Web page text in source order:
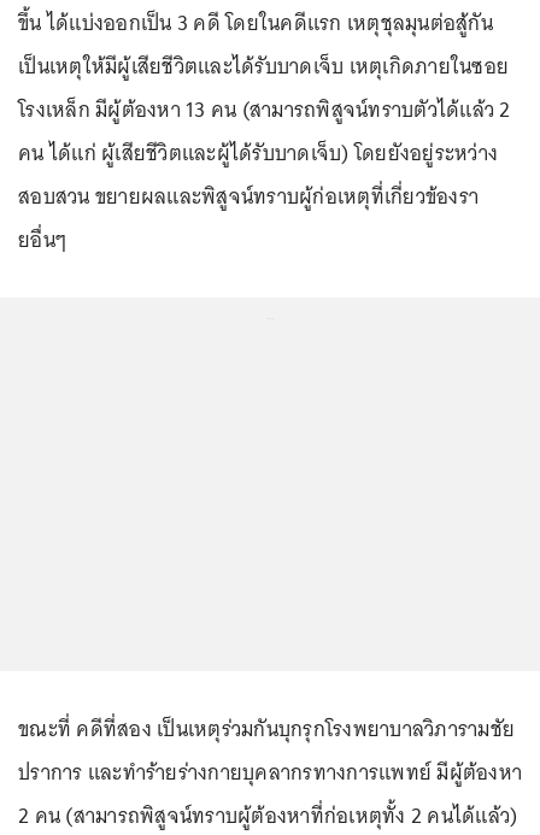
ขึ้น ได้แบ่งออกเป็น 3 คดี โดยในคดีแรก เหตุชุลมุนต่อสู้กัน
เป็นเหตุให้มีผู้เสียชีวิตและได้รับบาดเจ็บ เหตุเกิดภายในซอย
โรงเหล็ก มีผู้ต้องหา 13 คน (สามารถพิสูจน์ทราบตัวได้แล้ว 2
คน ได้แก่ ผู้เสียชีวิตและผู้ได้รับบาดเจ็บ) โดยยังอยู่ระหว่าง
สอบสวน ขยายผลและพิสูจน์ทราบผู้ก่อเหตุที่เกี่ยวข้องรา
ยอื่นๆ
ขณะที่ คดีที่สอง เป็นเหตุร่วมกันบุกรุกโรงพยาบาลวิภารามชัย
ปราการ และทำร้ายร่างกายบุคลากรทางการแพทย์ มีผู้ต้องหา
2 คน (สามารถพิสูจน์ทราบผู้ต้องหาที่ก่อเหตุทั้ง 2 คนได้แล้ว)